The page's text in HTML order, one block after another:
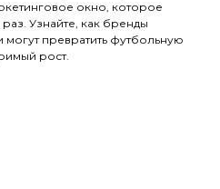
окно, которое
Узнайте, как бренды
могут превратить футбольную
рост.